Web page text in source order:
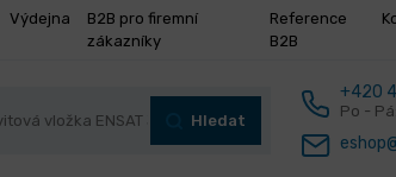
Výdejna
B2B pro firemní
zákazníky
Reference
B2B
Hledat
+420
Po -